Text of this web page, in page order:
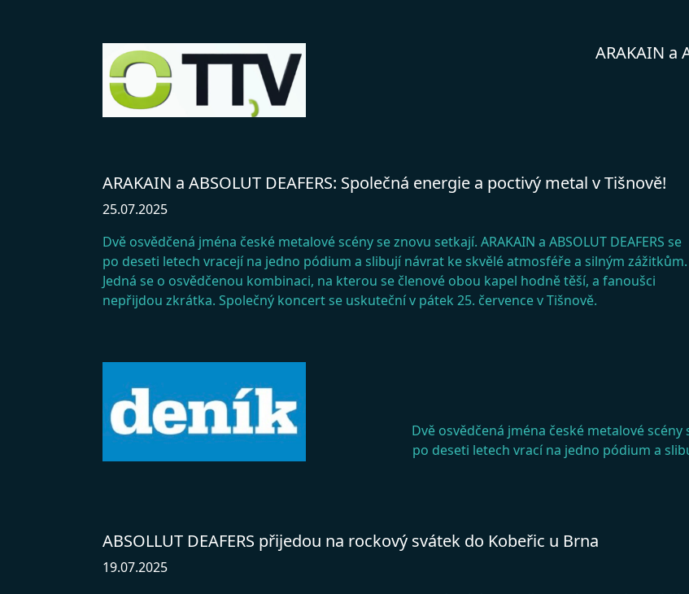
ARAKAIN a
ARAKAIN a ABSOLUT DEAFERS: Společná energie a poctivý metal v Tišnově!
25.07.2025
Dvě osvědčená jména české metalové scény se znovu setkají. ARAKAIN a ABSOLUT DEAFERS se
po deseti letech vracejí na jedno pódium a slibují návrat ke skvělé atmosféře a silným zážitkům.
Jedná se o osvědčenou kombinaci, na kterou se členové obou kapel hodně těší, a fanoušci
nepřijdou zkrátka. Společný koncert se uskuteční v pátek 25. července v Tišnově.
Dvě osvědčená jména české metalové scény
po deseti letech vrací na jedno pódium a
ABSOLLUT DEAFERS přijedou na rockový svátek do Kobeřic u Brna
19.07.2025